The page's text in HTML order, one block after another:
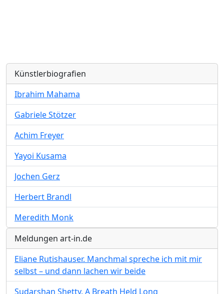
Künstlerbiografien
Ibrahim Mahama
Gabriele Stötzer
Achim Freyer
Yayoi Kusama
Jochen Gerz
Herbert Brandl
Meredith Monk
Meldungen art-in.de
Eliane Rutishauser. Manchmal spreche ich mit mir
selbst – und dann lachen wir beide
Sudarshan Shetty. A Breath Held Long